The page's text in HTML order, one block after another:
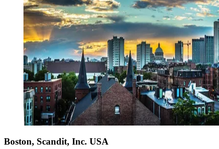
Boston, Scandit, Inc. USA